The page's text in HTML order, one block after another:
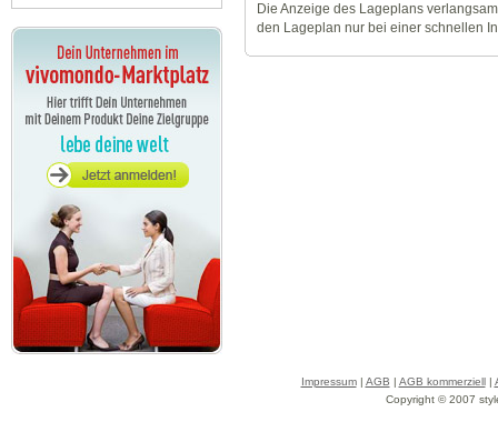
Die Anzeige des Lageplans
den Lageplan nur bei einer schnellen
Impressum| AGB | AGB kommerziell|
Copyright © 2007